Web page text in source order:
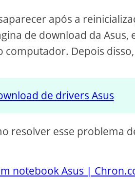
após a
de download da Asus,
Depois
de drivers Asus
resolver esse problema
notebook Asus |